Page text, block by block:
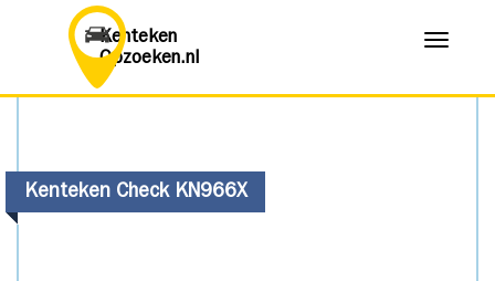
Kenteken
Opzoeken.nl
Menu
Kenteken Check KN966X